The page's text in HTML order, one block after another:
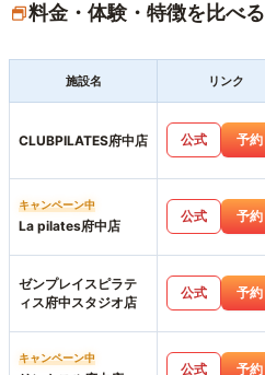
料金・体験・特徴を比べる
施設名 リンク
CLUBPILATES府中店 公式 予約
キャンペーン中
La pilates府中店
公式 予約
ゼンプレイスピラテ
ィス府中スタジオ店
公式 予約
キャンペーン中
公式 予約